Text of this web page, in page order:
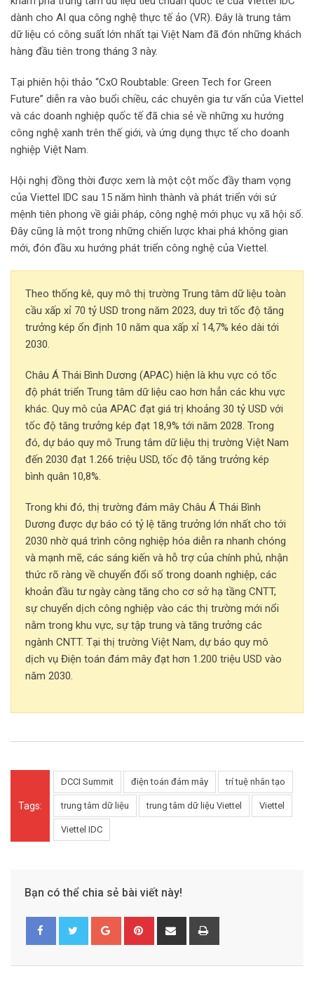
dành cho AI qua công nghệ thực tế ảo (VR). Đây là trung tâm
dữ liệu có công suất lớn nhất tại Việt Nam đã đón những khách
hàng đầu tiên trong tháng 3 này.
Tại phiên hội thảo “CxO Roubtable: Green Tech for Green
Future” diễn ra vào buổi chiều, các chuyên gia tư vấn của Viettel
và các doanh nghiệp quốc tế đã chia sẻ về những xu hướng
công nghệ xanh trên thế giới, và ứng dụng thực tế cho doanh
nghiệp Việt Nam.
Hội nghị đồng thời được xem là một cột mốc đầy tham vọng
của Viettel IDC sau 15 năm hình thành và phát triển với sứ
mệnh tiên phong về giải pháp, công nghệ mới phục vụ xã hội số.
Đây cũng là một trong những chiến lược khai phá không gian
mới, đón đầu xu hướng phát triển công nghệ của Viettel.
Theo thống kê, quy mô thị trường Trung tâm dữ liệu toàn
cầu xấp xỉ 70 tỷ USD trong năm 2023, duy trì tốc độ tăng
trưởng kép ổn định 10 năm qua xấp xỉ 14,7% kéo dài tới
2030.
Châu Á Thái Bình Dương (APAC) hiện là khu vực có tốc
độ phát triển Trung tâm dữ liệu cao hơn hẳn các khu vực
khác. Quy mô của APAC đạt giá trị khoảng 30 tỷ USD với
tốc độ tăng trưởng kép đạt 18,9% tới năm 2028. Trong
đó, dự báo quy mô Trung tâm dữ liệu thị trường Việt Nam
đến 2030 đạt 1.266 triệu USD, tốc độ tăng trưởng kép
bình quân 10,8%.
Trong khi đó, thị trường đám mây Châu Á Thái Bình
Dương được dự báo có tỷ lệ tăng trưởng lớn nhất cho tới
2030 nhờ quá trình công nghiệp hóa diễn ra nhanh chóng
và mạnh mẽ, các sáng kiến và hỗ trợ của chính phủ, nhận
thức rõ ràng về chuyển đổi số trong doanh nghiệp, các
khoản đầu tư ngày càng tăng cho cơ sở hạ tầng CNTT,
sự chuyển dịch công nghiệp vào các thị trường mới nổi
nằm trong khu vực, sự tập trung và tăng trưởng các
ngành CNTT. Tại thị trường Việt Nam, dự báo quy mô
dịch vụ Điện toán đám mây đạt hơn 1.200 triệu USD vào
năm 2030.
Tags:
DCCI Summit điện toán đám mây trí tuệ nhân tạo
trung tâm dữ liệu trung tâm dữ liệu Viettel Viettel
Viettel IDC
Bạn có thể chia sẻ bài viết này!
o
i
h
r